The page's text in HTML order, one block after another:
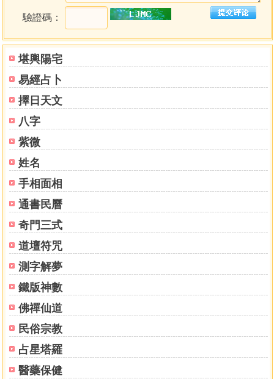
堪輿陽宅
易經占卜
擇日天文
八字
紫微
姓名
手相面相
通書民曆
奇門三式
道壇符咒
測字解夢
鐵版神數
佛禪仙道
民俗宗教
占星塔羅
醫藥保健
學員序
三「堪覆」稱風水地理之學
學習風水地理和研究風水地理要法
第一章 風水地理深源
河圖洛書
六十四卦天圓地方圖源於河洛
第二章 青囊序
第三章 青囊經
上卷
中卷 天官篇
下卷
第四章 青囊奧語
青囊奧語 問答題
第五章 玉函真義
天元歌第一章
天元歌
平洋水龍
陽宅
第六章 洞天秘錄
眙息
乘龍
御極
巨浸
二氣
注受
驗證碼：